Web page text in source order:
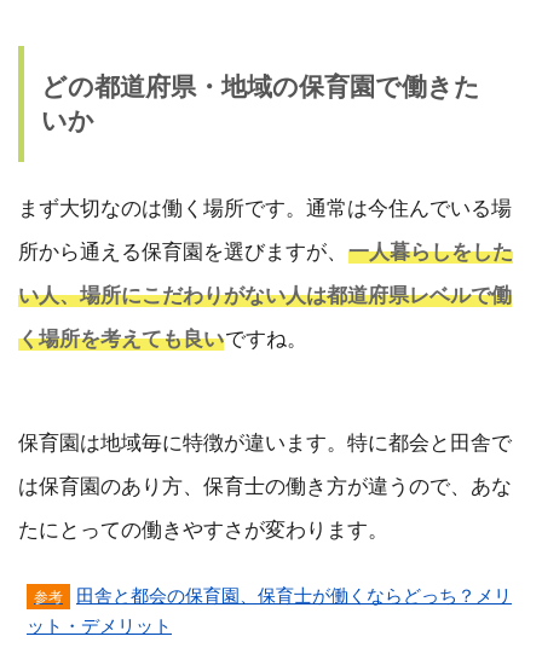
どの都道府県・地域の保育園で働きた
いか
まず大切なのは働く場所です。通常は今住んでいる場
所から通える保育園を選びますが、 一人暮らしをした
い人、場所にこだわりがない人は都道府県レベルで働
く場所を考えても良いですね。
保育園は地域毎に特徴が違います。特に都会と田舎で
は保育園のあり方、保育士の働き方が違うので、あな
たにとっての働きやすさが変わります。
田舎と都会の保育園、保育士が働くならどっち？メリ
ット・デメリット